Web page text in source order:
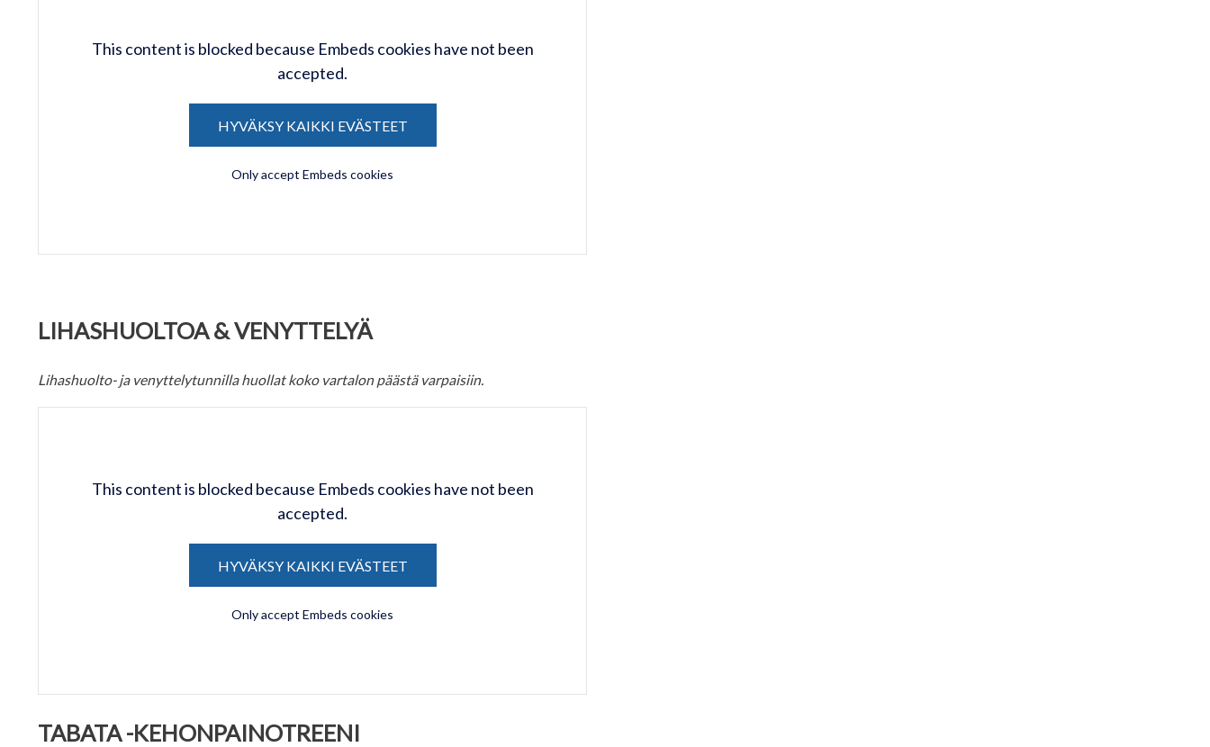
This content is blocked because Embeds cookies have not been
accepted.
HYVÄKSY KAIKKI EVÄSTEET
Only accept Embeds cookies
LIHASHUOLTOA & VENYTTELYÄ
Lihashuolto- ja venyttelytunnilla huollat koko vartalon päästä varpaisiin.
This content is blocked because Embeds cookies have not been
accepted.
HYVÄKSY KAIKKI EVÄSTEET
Only accept Embeds cookies
TABATA -KEHONPAINOTREENI